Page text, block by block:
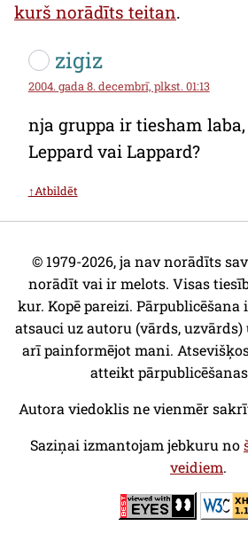
kurš norādīts teitan.
zigiz
2004. gada 8. decembrī, plkst. 01:13
nja gruppa ir tiesham laba,
Leppard vai Lappard?
↑Atbildēt
© 1979-2026, ja nav norādīts
norādīt vai ir melots. Visas
kur. Kopē pareizi. Pārpublicēšana
atsauci uz autoru (vārds,
arī painformējot mani.
atteikt
Autora viedoklis ne vienmēr
Saziņai izmantojam jebkuru no
veidiem.